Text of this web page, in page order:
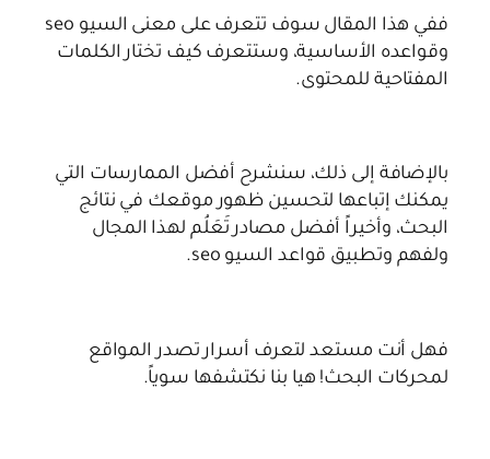
ففي هذا المقال سوف تتعرف على معنى السيو seo
وقواعده الأساسية، وستتعرف كيف تختار الكلمات
المفتاحية للمحتوى.
بالإضافة إلى ذلك، سنشرح أفضل الممارسات التي
يمكنك إتباعها لتحسين ظهور موقعك في نتائج
البحث، وأخيراً أفضل مصادر تَعَلُم لهذا المجال
ولفهم وتطبيق قواعد السيو seo.
فهل أنت مستعد لتعرف أسرار تصدر المواقع
لمحركات البحث! هيا بنا نكتشفها سوياً.